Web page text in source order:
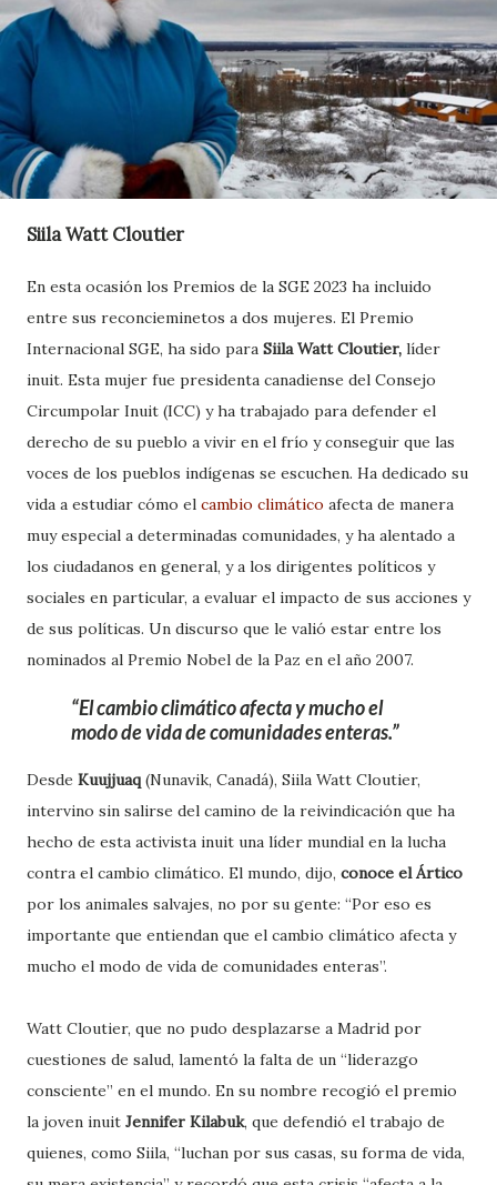
Siila Watt Cloutier
En esta ocasión los Premios de la SGE 2023 ha incluido
entre sus reconcieminetos a dos mujeres. El Premio
Internacional SGE, ha sido para Siila Watt Cloutier, líder
inuit. Esta mujer fue presidenta canadiense del Consejo
Circumpolar Inuit (ICC) y ha trabajado para defender el
derecho de su pueblo a vivir en el frío y conseguir que las
voces de los pueblos indígenas se escuchen. Ha dedicado su
vida a estudiar cómo el cambio climático afecta de manera
muy especial a determinadas comunidades, y ha alentado a
los ciudadanos en general, y a los dirigentes políticos y
sociales en particular, a evaluar el impacto de sus acciones y
de sus políticas. Un discurso que le valió estar entre los
nominados al Premio Nobel de la Paz en el año 2007.
El cambio climático afecta y mucho el
modo de vida de comunidades enteras.
Desde Kuujjuaq (Nunavik, Canadá), Siila Watt Cloutier,
intervino sin salirse del camino de la reivindicación que ha
hecho de esta activista inuit una líder mundial en la lucha
contra el cambio climático. El mundo, dijo, conoce el Ártico
por los animales salvajes, no por su gente: “Por eso es
importante que entiendan que el cambio climático afecta y
mucho el modo de vida de comunidades enteras”.
Watt Cloutier, que no pudo desplazarse a Madrid por
cuestiones de salud, lamentó la falta de un “liderazgo
consciente” en el mundo. En su nombre recogió el premio
la joven inuit Jennifer Kilabuk, que defendió el trabajo de
quienes, como Siila, “luchan por sus casas, su forma de vida,